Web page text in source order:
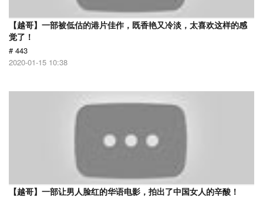
【越哥】一部被低估的港片佳作，既香艳又冷淡，太喜欢这样的感
觉了！
# 443
2020-01-15 10:38
【越哥】一部让男人脸红的华语电影，拍出了中国女人的辛酸！